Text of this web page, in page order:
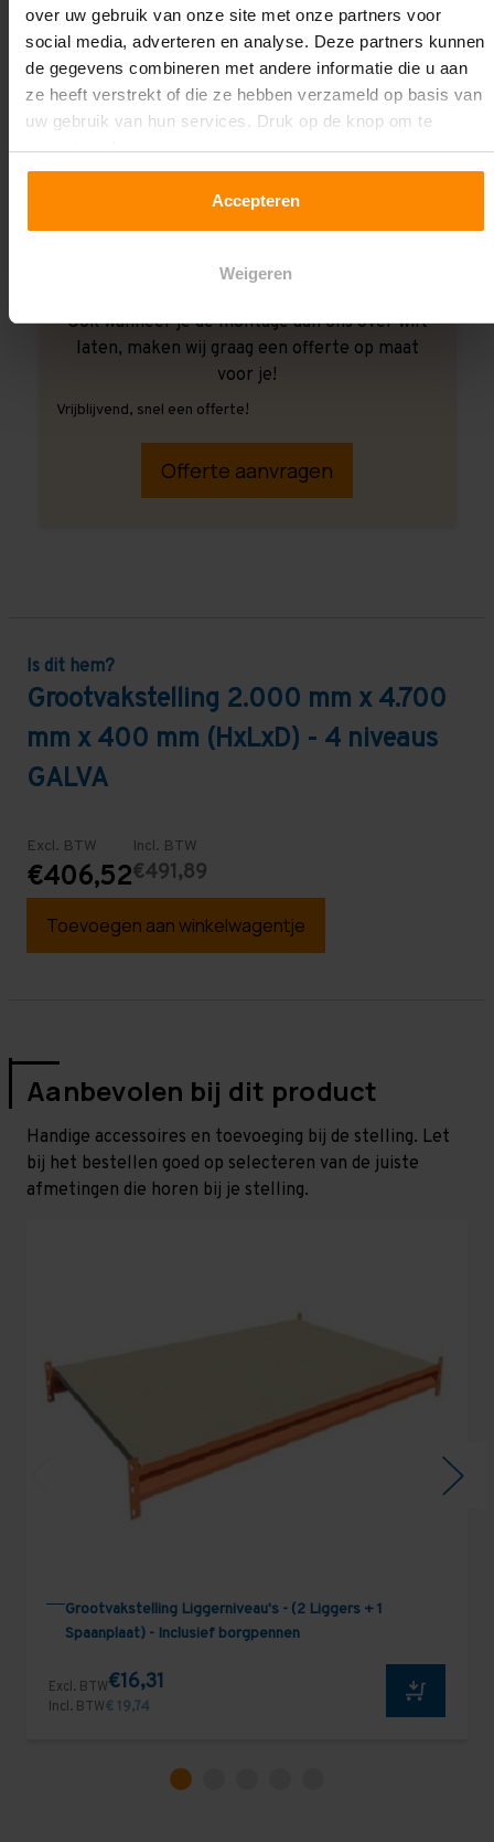
over uw gebruik van onze site met onze partners voor
social media, adverteren en analyse. Deze partners kunnen
de gegevens combineren met andere informatie die u aan
ze heeft verstrekt of die ze hebben verzameld op basis van
uw gebruik van hun services. Druk op de knop om te
accepteren!
Accepteren
Weigeren
Ook wanneer je de montage aan ons over wilt
laten, maken wij graag een offerte op maat
voor je!
Vrijblijvend, snel een offerte!
Offerte aanvragen
Is dit hem?
Grootvakstelling 2.000 mm x 4.700
mm x 400 mm (HxLxD) - 4 niveaus
GALVA
Excl. BTW
€406,52
Incl. BTW
€491,89
Toevoegen aan winkelwagentje
Aanbevolen bij dit product
Handige accessoires en toevoeging bij de stelling. Let
bij het bestellen goed op selecteren van de juiste
afmetingen die horen bij je stelling.
Grootvakstelling Liggerniveau's - (2 Liggers + 1
Spaanplaat) - Inclusief borgpennen
Excl. BTW€16,31
Incl. BTW€ 19,74